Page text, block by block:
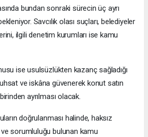
bundan sonraki sürecin üç ayrı
Savcılık olası suçları, belediyeler
ilgili denetim kurumları ise kamu
ise usulsüzlükten kazanç sağladığı
ve iskâna güvenerek konut satın
ayrılması olacak.
doğrulanması halinde, haksız
sorumluluğu bulunan kamu